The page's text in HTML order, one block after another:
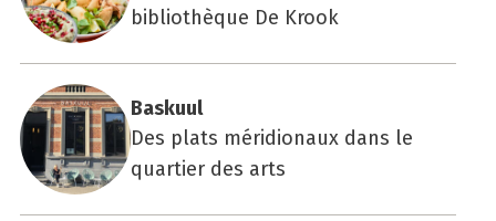
bibliothèque De Krook
Bas­kuul
Des plats méridionaux dans le
quartier des arts